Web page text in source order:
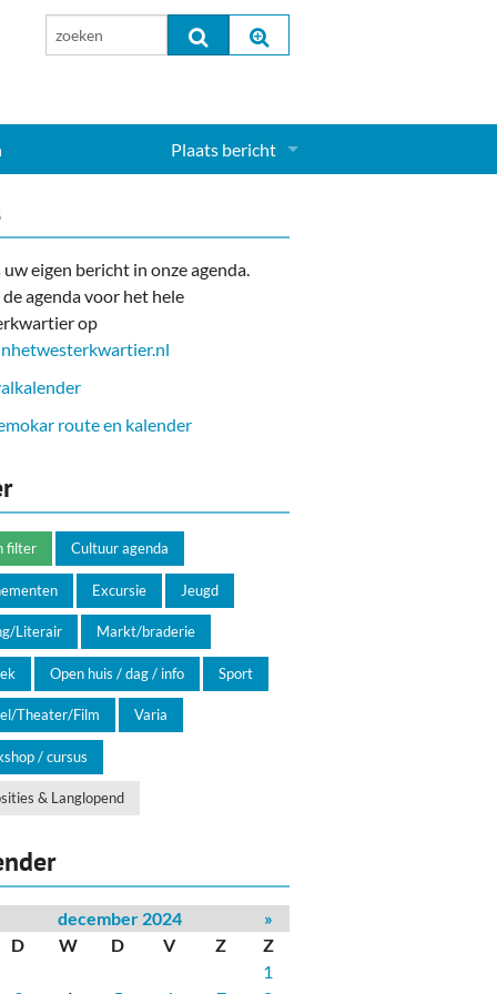
Plaats bericht
uw eigen bericht in onze agenda.
agenda voor het hele
op
route en kalender
filter Cultuur agenda
Excursie Jeugd
Literair Markt/braderie
Open huis / dag / info Sport
Theater/Film Varia
/ cursus
& Langlopend
december 2024
»
D W D V Z
Z
1